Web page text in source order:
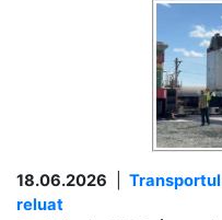
18.06.2026
reluat